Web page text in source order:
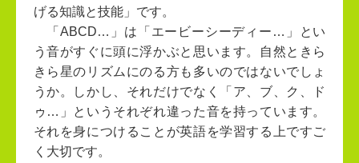
げる知識と技能」です。
「ABCD…」は「エービーシーディー…」とい
う音がすぐに頭に浮かぶと思います。自然ときら
きら星のリズムにのる方も多いのではないでしょ
うか。しかし、それだけでなく「ア、ブ、ク、ド
ゥ…」というそれぞれ違った音を持っています。
それを身につけることが英語を学習する上ですご
く大切です。